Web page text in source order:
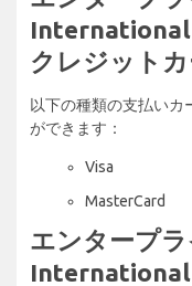
International
クレジットカ
以下の種類の支払いカ
ができます：
Visa
MasterCard
エンタープ